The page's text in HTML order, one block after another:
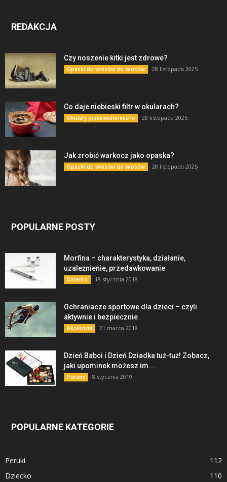
REDAKCJA
Czy noszenie kitki jest zdrowe?
Opaski do włosów do włosów 28 listopada 2025
Co daje niebieski filtr w okularach?
Okulary przeciwsłoneczne 28 listopada 2025
Jak zrobić warkocz jako opaska?
Opaski do włosów do włosów 28 listopada 2025
POPULARNE POSTY
Morfina – charakterystyka, działanie,
uzależnienie, przedawkowanie
Dziecko 18 stycznia 2018
Ochraniacze sportowe dla dzieci – czyli
aktywnie i bezpiecznie
Akcesoria 21 marca 2018
Dzień Babci i Dzień Dziadka tuż-tuż! Zobacz,
jaki upominek możesz im...
Porady 8 stycznia 2019
POPULARNE KATEGORIE
Peruki
112
Dziecko
110